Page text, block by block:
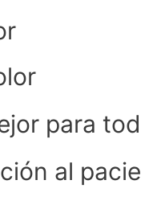
para
al